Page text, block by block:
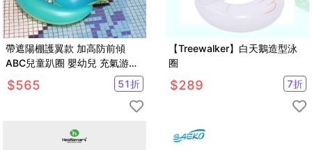
帶遮陽棚護翼款 加高防前傾
ABC兒童趴圈 嬰幼兒 充氣游泳
圈 腋下圈 寶寶爬爬圈
【SV61213】
$565 51折
【Treewalker】白天鵝造型泳
圈
$289 7折